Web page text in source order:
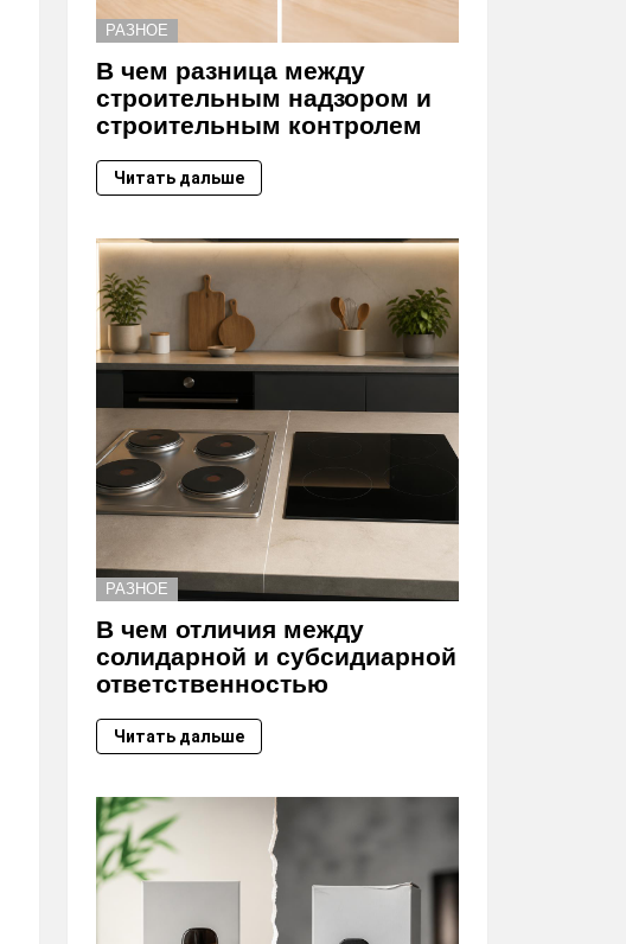
РАЗНОЕ
В чем разница между
строительным надзором и
строительным контролем
Читать дальше
РАЗНОЕ
В чем отличия между
солидарной и субсидиарной
ответственностью
Читать дальше